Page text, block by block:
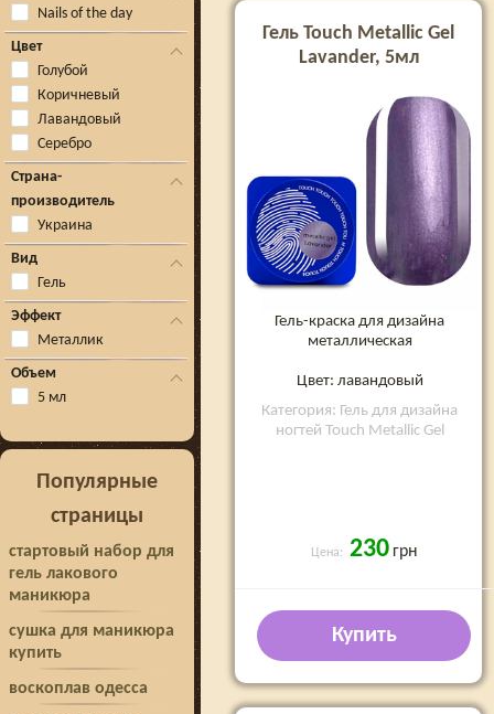
Nails of the day
Цвет
Голубой
Коричневый
Лавандовый
Серебро
Страна-
производитель
Украина
Вид
Гель
Эффект
Металлик
Объем
5 мл
Популярные
страницы
стартовый набор для
гель лакового
маникюра
сушка для маникюра
купить
воскоплав одесса
Гель Touch Metallic Gel
Lavander, 5мл
Гель-краска для дизайна
металлическая
Цвет: лавандовый
Категория: Гель для дизайна
ногтей Touch Metallic Gel
Цена: 230 грн
Купить